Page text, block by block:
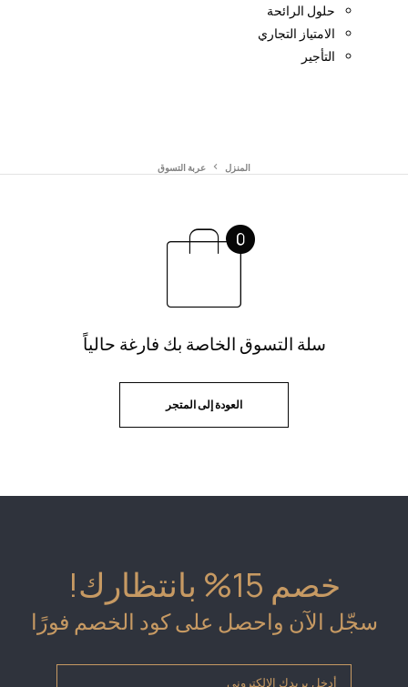
حلول الرائحة
الامتياز التجاري
التأجير
المنزل عربة التسوق
سلة التسوق الخاصة بك فارغة حالياً
العودة إلى المتجر
خصم 15% بانتظارك!
سجّل الآن واحصل على كود الخصم فورًا